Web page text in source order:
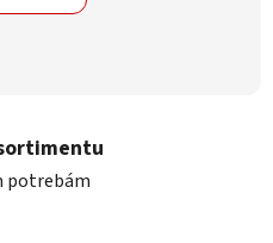
potrebám